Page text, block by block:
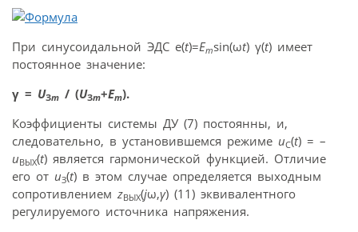
При синусоидальной ЭДС e(t)=Emsin(ωt) γ(t) имеет
постоянное значение:
γ = UЗm / (UЗm+Em).
Коэффициенты системы ДУ (7) постоянны, и,
следовательно, в установившемся режиме uC(t) = –
uВЫХ(t) является гармонической функцией. Отличие
его от uЗ(t) в этом случае определяется выходным
сопротивлением zВЫХ(jω,γ) (11) эквивалентного
регулируемого источника напряжения.